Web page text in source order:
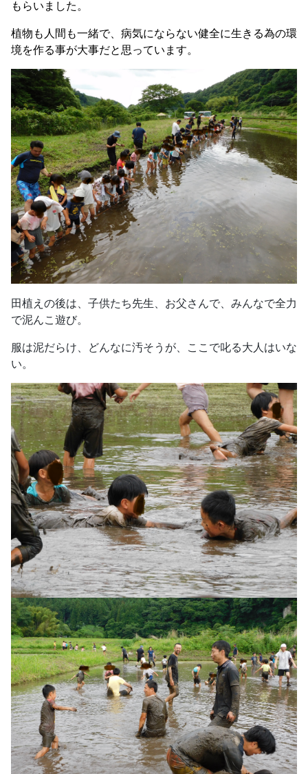
もらいました。
植物も人間も一緒で、病気にならない健全に生きる為の環
境を作る事が大事だと思っています。
田植えの後は、子供たち先生、お父さんで、みんなで全力
で泥んこ遊び。
服は泥だらけ、どんなに汚そうが、ここで叱る大人はいな
い。